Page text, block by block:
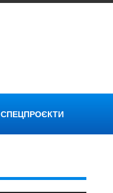
СПЕЦПРОЄКТИ